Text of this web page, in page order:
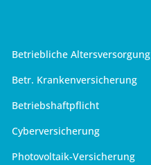
Betriebliche Altersversorgung
Betr. Krankenversicherung
Betriebshaftpflicht
Cyberversicherung
Photovoltaik-Versicherung